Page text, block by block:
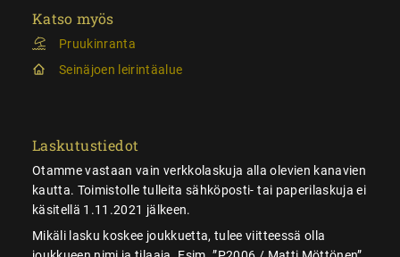
Katso myös
Pruukinranta
Seinäjoen leirintäalue
Laskutustiedot
Otamme vastaan vain verkkolaskuja alla olevien kanavien
kautta. Toimistolle tulleita sähköposti- tai paperilaskuja ei
käsitellä 1.11.2021 jälkeen.
Mikäli lasku koskee joukkuetta, tulee viitteessä olla